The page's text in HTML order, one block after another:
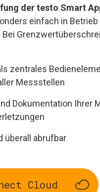
der testo Smart
einfach in
zentrales
Messstellen
Dokumentation Ihrer
überall abrufbar
Cloud